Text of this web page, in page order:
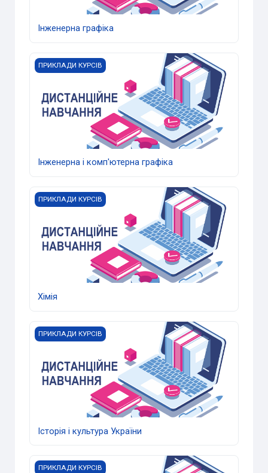
Інженерна графіка
Інженерна і комп'ютерна графіка
ПРИКЛАДИ КУРСІВ
Інженерна і комп'ютерна графіка
Хімія
ПРИКЛАДИ КУРСІВ
Хімія
Історія і культура України
ПРИКЛАДИ КУРСІВ
Історія і культура України
Вища математика
ПРИКЛАДИ КУРСІВ